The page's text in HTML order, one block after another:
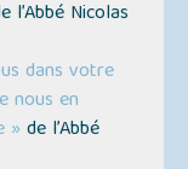
l’Abbé Nicolas
dans votre
nous en
» de l’Abbé